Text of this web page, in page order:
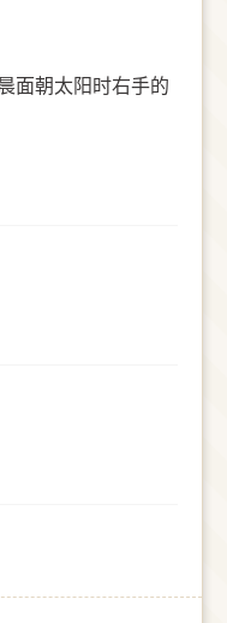
面朝太阳时右手的